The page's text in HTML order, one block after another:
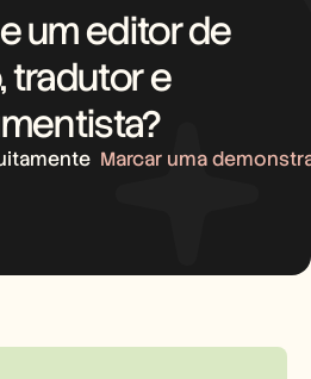
um editor de
tradutor e
Marcar uma